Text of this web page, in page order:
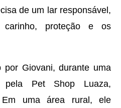
de um lar responsável,
carinho, proteção e os
por Giovani, durante uma
pela Pet Shop Luaza,
Em uma área rural, ele